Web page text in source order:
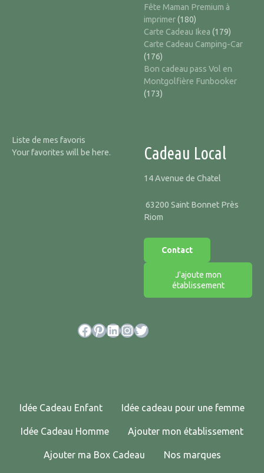
Fête Maman Premium à
imprimer(180)
Carte Cadeau Ikea (179)
Carte Cadeau Camping-Car
(176)
Bon cadeau pass Vol en
Montgolfière Funbooker
(173)
Liste de mes favoris
Your favorites will be here.
Cadeau Local
14 Avenue de Chatel
63200 Saint Bonnet Près
Riom
Contact
J'ajoute mon
établissement
Facebook Pinterest LinkedIn InstagramTwitter
Idée Cadeau Enfant Idée cadeau pour une femme
Idée Cadeau Homme Ajouter mon établissement
Ajouter ma Box Cadeau Nos marques